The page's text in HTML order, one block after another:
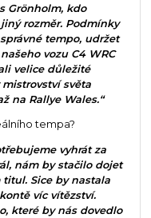
Grönholm, kdo
rozměr. Podmínky
tempo, udržet
vozu C4 WRC
velice důležité
světa
na Rallye Wales.“
tempa?
vyhrát za
nám by stačilo dojet
Sice by nastala
víc vítězství.
které by nás dovedlo